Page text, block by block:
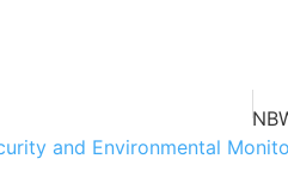
and Environmental